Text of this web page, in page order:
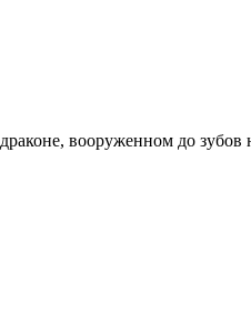
вооруженном до